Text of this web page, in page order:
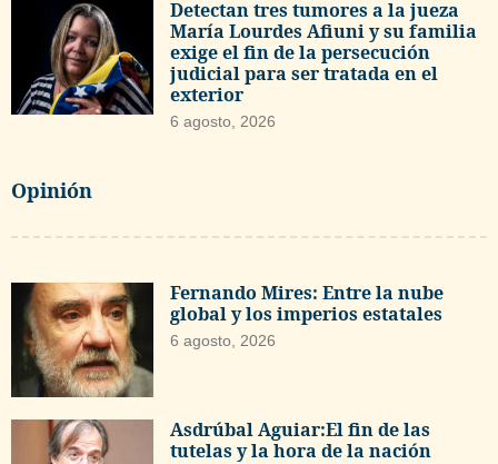
Detectan tres tumores a la jueza
María Lourdes Afiuni y su familia
exige el fin de la persecución
judicial para ser tratada en el
exterior
6 agosto, 2026
Opinión
Fernando Mires: Entre la nube
global y los imperios estatales
6 agosto, 2026
Asdrúbal Aguiar:El fin de las
tutelas y la hora de la nación